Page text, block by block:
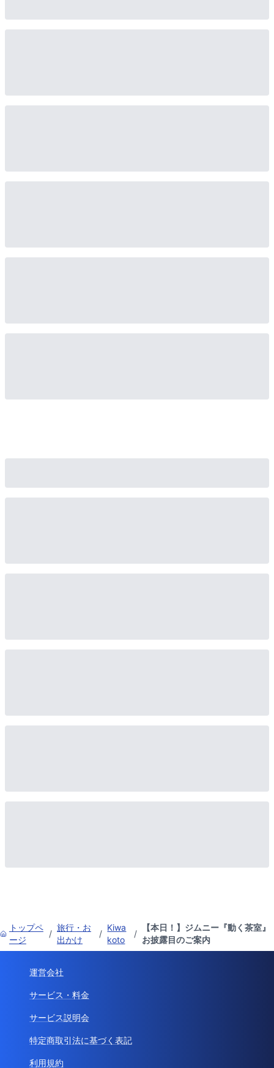
トップペ
ージ
/
旅行・お
出かけ
/
Kiwa
koto
/
【本日！】ジムニー『動く茶室』
お披露目のご案内
運営会社
サービス・料金
サービス説明会
特定商取引法に基づく表記
利用規約